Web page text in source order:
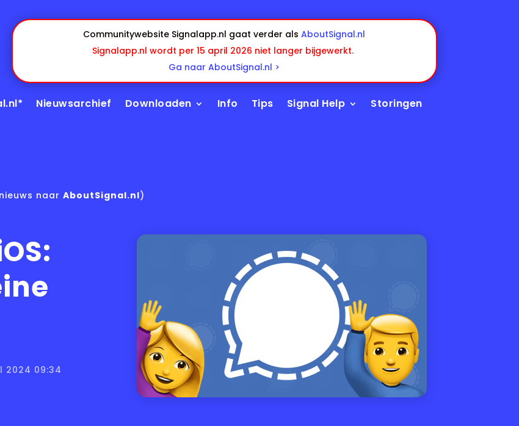
Communitywebsite Signalapp.nl gaat verder alsAboutSignal.nl
Signalapp.nl wordt per 15 april 2026 niet langer bijgewerkt.
Ga naar AboutSignal.nl >
Nieuwsarchief Downloaden Info Tips Signal Help Storingen
naarAboutSignal.nl)
2024 09:34